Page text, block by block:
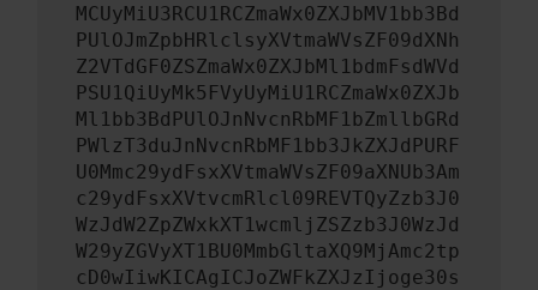
MCUyMiU3RCU1RCZmaWx0ZXJbMV1bb3Bd
PUlOJmZpbHRlclsyXVtmaWVsZF09dXNh
Z2VTdGF0ZSZmaWx0ZXJbMl1bdmFsdWVd
PSU1QiUyMk5FVyUyMiU1RCZmaWx0ZXJb
Ml1bb3BdPUlOJnNvcnRbMF1bZmllbGRd
PWlzT3duJnNvcnRbMF1bb3JkZXJdPURF
U0Mmc29ydFsxXVtmaWVsZF09aXNUb3Am
c29ydFsxXVtvcmRlcl09REVTQyZzb3J0
WzJdW2ZpZWxkXT1wcmljZSZzb3J0WzJd
W29yZGVyXT1BU0MmbGltaXQ9MjAmc2tp
cD0wIiwKICAgICJoZWFkZXJzIjoge30s